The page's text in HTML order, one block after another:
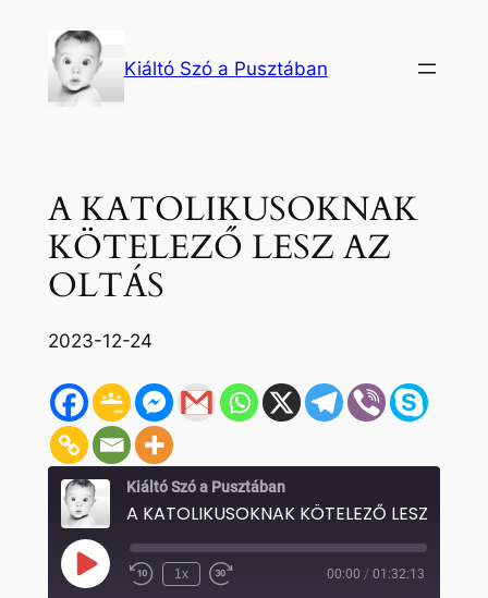
tartalomhoz
Kiáltó Szó a Pusztában
A KATOLIKUSOKNAK
KÖTELEZŐ LESZ AZ
OLTÁS
2023-12-24
Kiáltó Szó a Pusztában
Play
Episode Rewind
1x
Fast
00:00 / 01:32:13